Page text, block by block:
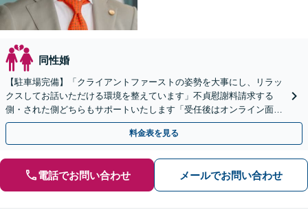
同性婚
【駐車場完備】「クライアントファーストの姿勢を大事にし、リラッ
クスしてお話いただける環境を整えています」不貞慰謝料請求する
側・された側どちらもサポートいたします「受任後はオンライン面談
やLINEチャット相談に対応」【休日・夜間相談可】
料金表を見る
電話でお問い合わせ メールでお問い合わせ